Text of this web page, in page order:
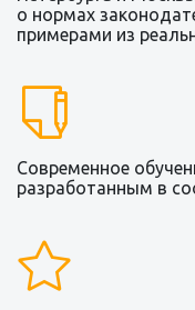
о нормах
примерами из
Современное
разработанным в